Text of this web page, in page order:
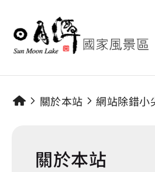
關於本站 網站除錯小
關於本站